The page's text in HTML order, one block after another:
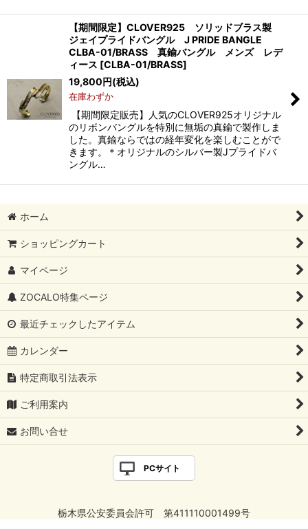
【期間限定】CLOVER925 ソリッドブラス製
ジェイプライドバングル J PRIDE BANGLE
CLBA-01/BRASS 真鍮バングル メンズ レデ
ィース [CLBA-01/BRASS]
19,800円(税込)
在庫わずか
【期間限定販売】人気のCLOVER925オリジナル
のリボンバングルを特別に無垢の真鍮で製作しま
した。真鍮ならではの経年変化を楽しむことがで
きます。＊オリジナルのシルバー製Jプライドバ
ングル…
ホーム
ショッピングカート
マイページ
ZOCALO特集ページ
最近チェックしたアイテム
カレンダー
特定商取引法表示
ご利用案内
お問い合せ
PCサイト
栃木県公安委員会許可 第411110001499号